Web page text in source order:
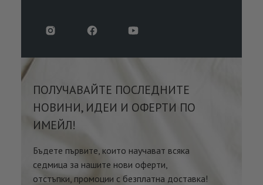
ПОЛУЧАВАЙТЕ ПОСЛЕДНИТЕ
НОВИНИ, ИДЕИ И ОФЕРТИ ПО
ИМЕЙЛ!
Бъдете първите, които научават всяка
седмица за нашите нови оферти,
отстъпки, промоции с безплатна доставка!